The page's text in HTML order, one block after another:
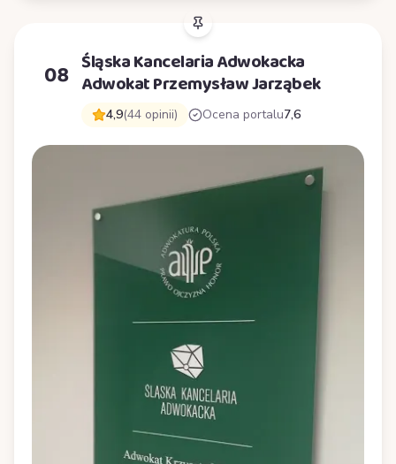
08 Śląska Kancelaria Adwokacka
Adwokat Przemysław Jarząbek
4,9(44 opinii) Ocena portalu7,6